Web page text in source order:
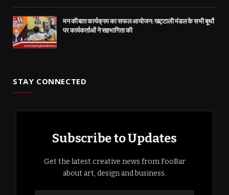
मन की बात कार्यक्रम का सफल आयोजन: खट्टाली मंडल के सभी बूथों
पर कार्यकर्ताओं ने सहभागिता की
STAY CONNECTED
Subscribe to Updates
Get the latest creative news from FooBar
about art, design and business.